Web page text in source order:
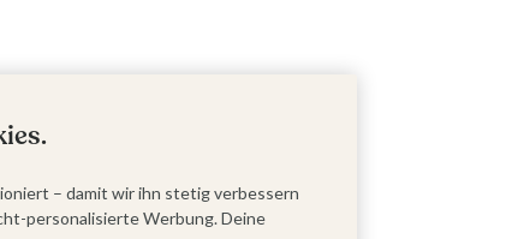
– damit wir ihn stetig verbessern
personalisierte Werbung. Deine